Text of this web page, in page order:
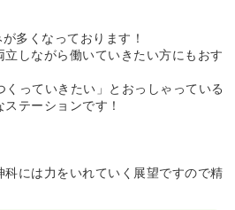
多くなっております！
しながら働いていきたい方にもおす
っていきたい」とおっしゃっている
テーションです！
には力をいれていく展望ですので精